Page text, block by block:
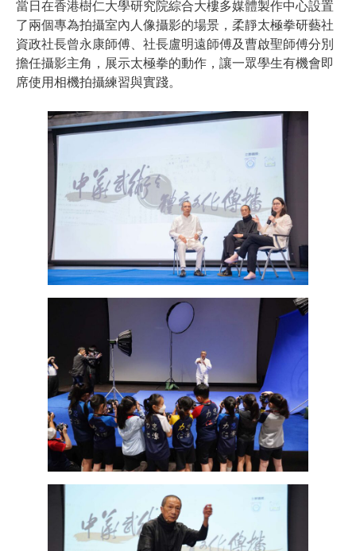
當日在香港樹仁大學研究院綜合大樓多媒體製作中心設置
了兩個專為拍攝室內人像攝影的場景，柔靜太極拳研藝社
資政社長曾永康師傅、社長盧明遠師傅及曹啟聖師傅分別
擔任攝影主角，展示太極拳的動作，讓一眾學生有機會即
席使用相機拍攝練習與實踐。